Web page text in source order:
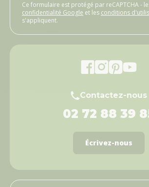
Ce formulaire est protégé par reCAPTCHA -
confidentialité Google et les conditions
s'appliquent.
Contactez-nous
02 72 88 39
Écrivez-nous